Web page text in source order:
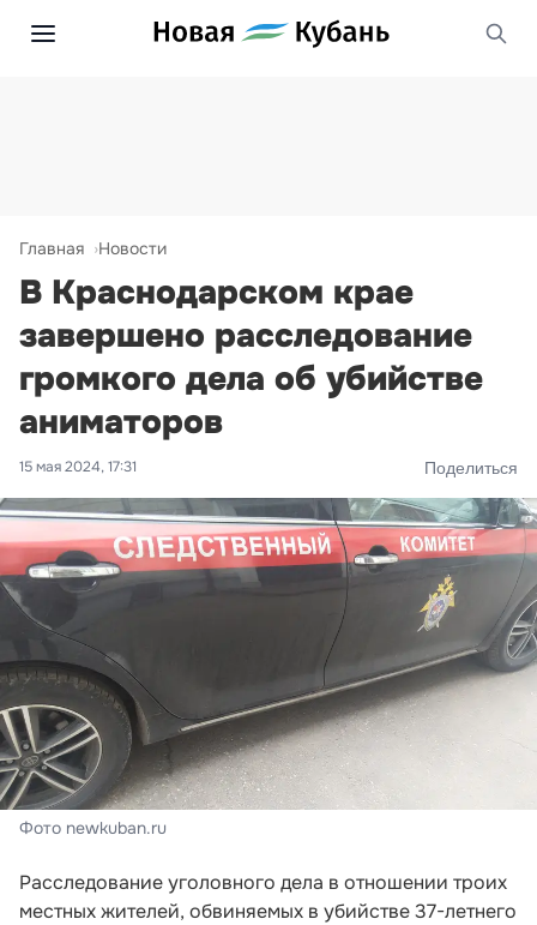
Главная Новости
В Краснодарском крае
завершено расследование
громкого дела об убийстве
аниматоров
15 мая 2024, 17:31 Поделиться
Фото newkuban.ru
Расследование уголовного дела в отношении троих
местных жителей, обвиняемых в убийстве 37-летнего